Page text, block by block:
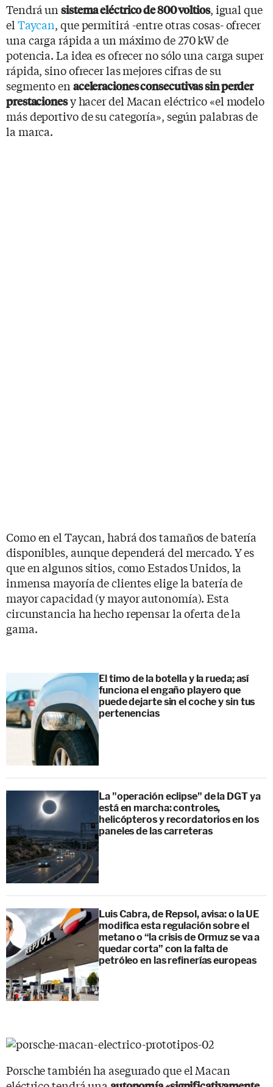
Tendrá un sistema eléctrico de 800 voltios, igual que
el Taycan, que permitirá -entre otras cosas- ofrecer
una carga rápida a un máximo de 270 kW de
potencia. La idea es ofrecer no sólo una carga super
rápida, sino ofrecer las mejores cifras de su
segmento en aceleraciones consecutivas sin perder
prestacionesy hacer del Macan eléctrico «el modelo
más deportivo de su categoría», según palabras de
la marca.
Como en el Taycan, habrá dos tamaños de batería
disponibles, aunque dependerá del mercado. Y es
que en algunos sitios, como Estados Unidos, la
inmensa mayoría de clientes elige la batería de
mayor capacidad (y mayor autonomía). Esta
circunstancia ha hecho repensar la oferta de la
gama.
El timo de la botella y la rueda; así
funciona el engaño playero que
puede dejarte sin el coche y sin tus
pertenencias
La "operación eclipse" de la DGT ya
está en marcha: controles,
helicópteros y recordatorios en los
paneles de las carreteras
Luis Cabra, de Repsol, avisa: o la UE
modifica esta regulación sobre el
metano o “la crisis de Ormuz se va a
quedar corta” con la falta de
petróleo en las refinerías europeas
Porsche también ha asegurado que el Macan